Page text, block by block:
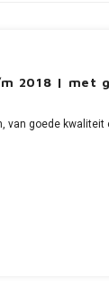
m 2018 | met
van goede kwaliteit